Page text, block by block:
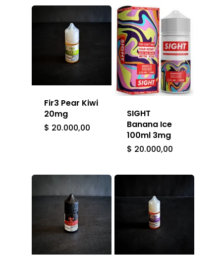
Fir3 Pear Kiwi
20mg
$ 20.000,00
SIGHT
Banana Ice
100ml 3mg
$ 20.000,00
Home
Shop
Equipos
Atomizadores
Mods
Pods
Desechables
Liquidos
E-Liquids
Sales
Accesorios
Baterías Y
Resistencias
Algodón
Contacto